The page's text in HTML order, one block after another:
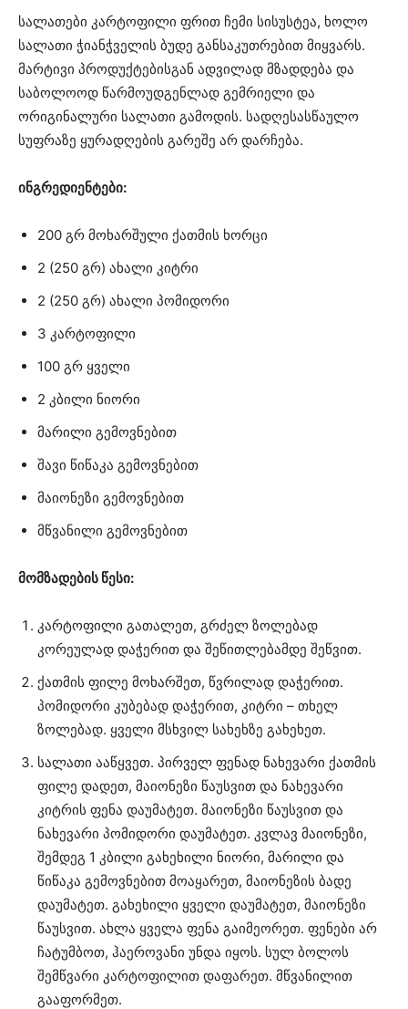
სალათები კარტოფილი ფრით ჩემი სისუსტეა, ხოლო
სალათი ჭიანჭველის ბუდე განსაკუთრებით მიყვარს.
მარტივი პროდუქტებისგან ადვილად მზადდება და
საბოლოოდ წარმოუდგენლად გემრიელი და
ორიგინალური სალათი გამოდის. სადღესასწაულო
სუფრაზე ყურადღების გარეშე არ დარჩება.
ინგრედიენტები:
200 გრ მოხარშული ქათმის ხორცი
2 (250 გრ) ახალი კიტრი
2 (250 გრ) ახალი პომიდორი
3 კარტოფილი
100 გრ ყველი
2 კბილი ნიორი
მარილი გემოვნებით
შავი წიწაკა გემოვნებით
მაიონეზი გემოვნებით
მწვანილი გემოვნებით
მომზადების წესი:
კარტოფილი გათალეთ, გრძელ ზოლებად
კორეულად დაჭერით და შეწითლებამდე შეწვით.
ქათმის ფილე მოხარშეთ, წვრილად დაჭერით.
პომიდორი კუბებად დაჭერით, კიტრი – თხელ
ზოლებად. ყველი მსხვილ სახეხზე გახეხეთ.
სალათი ააწყვეთ. პირველ ფენად ნახევარი ქათმის
ფილე დადეთ, მაიონეზი წაუსვით და ნახევარი
კიტრის ფენა დაუმატეთ. მაიონეზი წაუსვით და
ნახევარი პომიდორი დაუმატეთ. კვლავ მაიონეზი,
შემდეგ 1 კბილი გახეხილი ნიორი, მარილი და
წიწაკა გემოვნებით მოაყარეთ, მაიონეზის ბადე
დაუმატეთ. გახეხილი ყველი დაუმატეთ, მაიონეზი
წაუსვით. ახლა ყველა ფენა გაიმეორეთ. ფენები არ
ჩატუმბოთ, ჰაეროვანი უნდა იყოს. სულ ბოლოს
შემწვარი კარტოფილით დაფარეთ. მწვანილით
გააფორმეთ.